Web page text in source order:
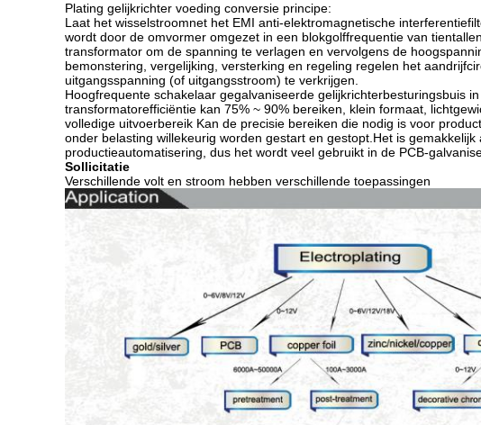
Plating gelijkrichter voeding conversie principe:
Laat het wisselstroomnet het EMI anti-elektromagnetische
wordt door de omvormer omgezet in een blokgolffrequentie van
transformator om de spanning te verlagen en vervolgens de
bemonstering, vergelijking, versterking en regeling regelen het
uitgangsspanning (of uitgangsstroom) te verkrijgen.
Hoogfrequente schakelaar gegalvaniseerde gelijkrichterbesturingsbuis
transformatorefficiëntie kan 75% ~ 90% bereiken, klein formaat,
volledige uitvoerbereik Kan de precisie bereiken die nodig is voor
onder belasting willekeurig worden gestart en gestopt.Het is
productieautomatisering, dus het wordt veel gebruikt in de PCB-
Sollicitatie
Verschillende volt en stroom hebben verschillende toepassingen